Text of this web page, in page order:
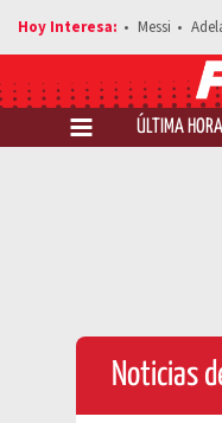
Messi
ÚLTIMA HORA
Noticias